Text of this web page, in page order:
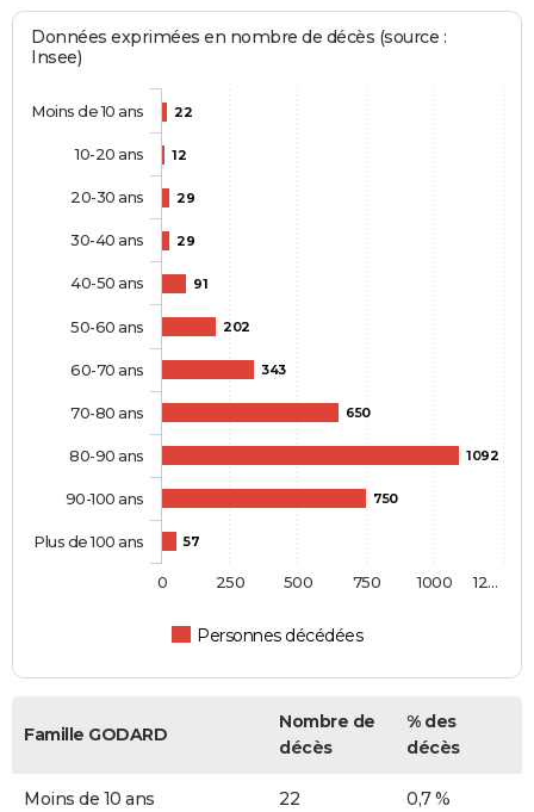
Données exprimées en nombre de décès (source :
Insee)
22
12
29
29
91
202
343
650
1092
750
57
Personnes décédées
Moins de 10 ans
10-20 ans
20-30 ans
30-40 ans
40-50 ans
50-60 ans
60-70 ans
70-80 ans
80-90 ans
90-100 ans
Plus de 100 ans
0 1000
250 500 750 12…
Famille GODARD
Nombre de
décès
% des
décès
Moins de 10 ans 22 0,7 %